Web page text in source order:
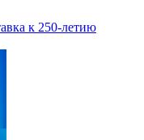
к 250-летию